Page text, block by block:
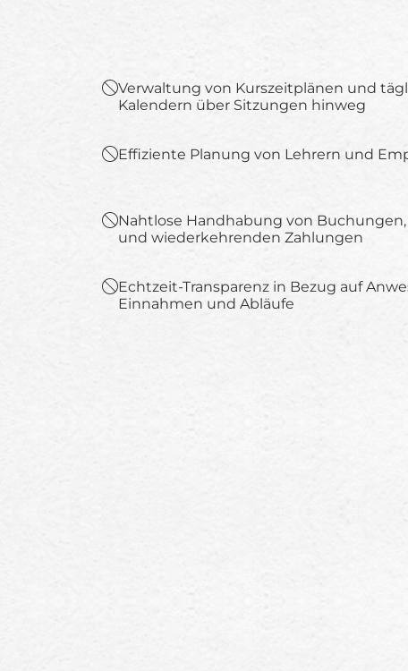
Verwaltung von Kurszeitplänen und
Kalendern über Sitzungen hinweg
Effiziente Planung von Lehrern und
Nahtlose Handhabung von
und wiederkehrenden Zahlungen
Echtzeit-Transparenz in Bezug auf
Einnahmen und Abläufe